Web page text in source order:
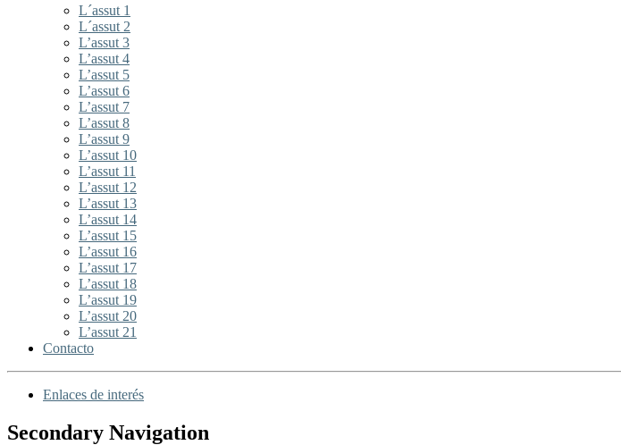
L´assut 1
L´assut 2
L’assut 3
L’assut 4
L’assut 5
L’assut 6
L’assut 7
L’assut 8
L’assut 9
L’assut 10
L’assut 11
L’assut 12
L’assut 13
L’assut 14
L’assut 15
L’assut 16
L’assut 17
L’assut 18
L’assut 19
L’assut 20
L’assut 21
Contacto
Enlaces de interés
Secondary Navigation